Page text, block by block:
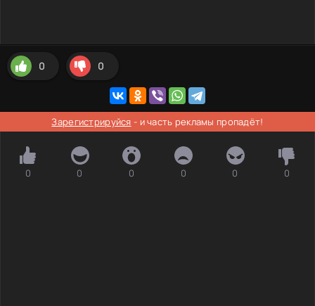
0 0
Зарегистрируйся - и часть рекламы пропадёт!
0 0 0 0 0 0